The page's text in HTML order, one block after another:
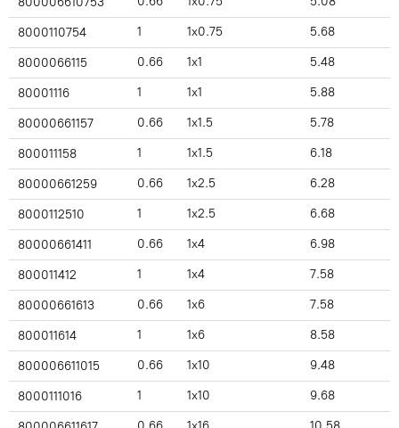
8000110754 1 1x0.75 5.68
8000066115 0.66 1x1 5.48
80001116 1 1x1 5.88
80000661157 0.66 1x1.5 5.78
800011158 1 1x1.5 6.18
80000661259 0.66 1x2.5 6.28
8000112510 1 1x2.5 6.68
80000661411 0.66 1x4 6.98
800011412 1 1x4 7.58
80000661613 0.66 1x6 7.58
800011614 1 1x6 8.58
800006611015 0.66 1x10 9.48
8000111016 1 1x10 9.68